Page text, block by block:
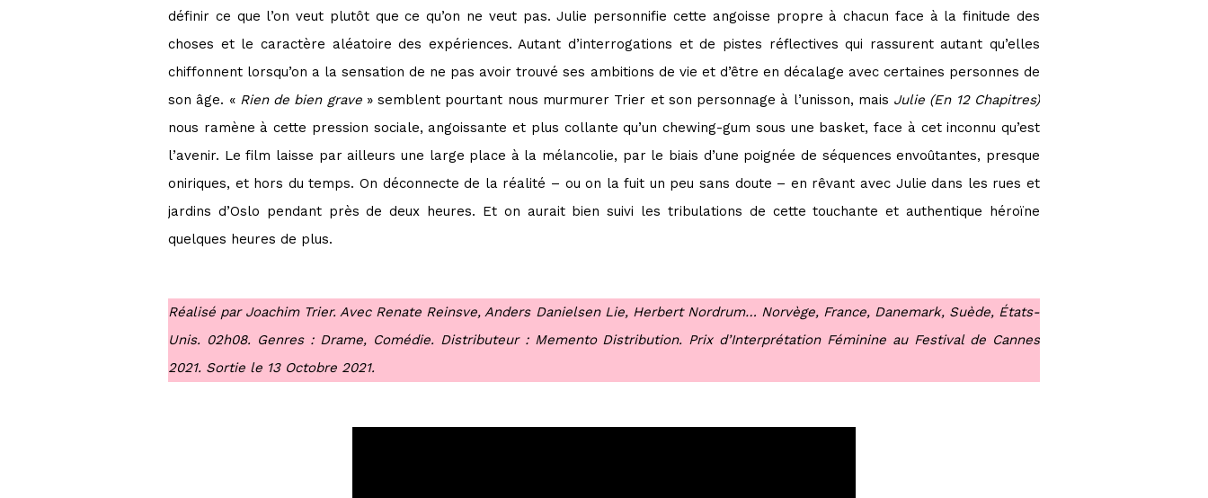
définir ce que l’on veut plutôt que ce qu’on ne veut pas. Julie personnifie cette angoisse propre à chacun face à la finitude des
choses et le caractère aléatoire des expériences. Autant d’interrogations et de pistes réflectives qui rassurent autant qu’elles
chiffonnent lorsqu’on a la sensation de ne pas avoir trouvé ses ambitions de vie et d’être en décalage avec certaines personnes de
son âge. « Rien de bien grave» semblent pourtant nous murmurer Trier et son personnage à l’unisson, mais Julie (En 12 Chapitres)
nous ramène à cette pression sociale, angoissante et plus collante qu’un chewing-gum sous une basket, face à cet inconnu qu’est
l’avenir. Le film laisse par ailleurs une large place à la mélancolie, par le biais d’une poignée de séquences envoûtantes, presque
oniriques, et hors du temps. On déconnecte de la réalité – ou on la fuit un peu sans doute – en rêvant avec Julie dans les rues et
jardins d’Oslo pendant près de deux heures. Et on aurait bien suivi les tribulations de cette touchante et authentique héroïne
quelques heures de plus.
Réalisé par Joachim Trier. Avec Renate Reinsve, Anders Danielsen Lie, Herbert Nordrum… Norvège, France, Danemark, Suède, États-
Unis. 02h08. Genres : Drame, Comédie. Distributeur : Memento Distribution. Prix d’Interprétation Féminine au Festival de Cannes
2021. Sortie le 13 Octobre 2021.